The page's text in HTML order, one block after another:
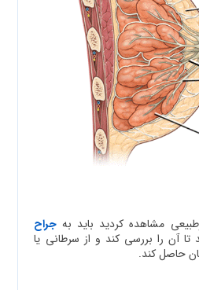
مشاهده کردید باید به جراح
تا آن را بررسی کند و از سرطانی یا
حاصل کند.